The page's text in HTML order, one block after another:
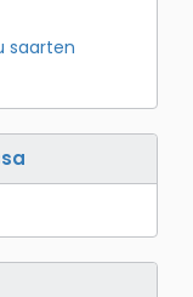
saarten